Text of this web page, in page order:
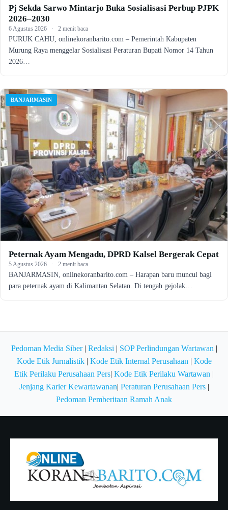
Pj Sekda Sarwo Mintarjo Buka Sosialisasi Perbup PJPK
2026–2030
6 Agustus 2026 · 2 menit baca
PURUK CAHU, onlinekoranbarito.com – Pemerintah Kabupaten
Murung Raya menggelar Sosialisasi Peraturan Bupati Nomor 14 Tahun
2026…
BANJARMASIN
Peternak Ayam Mengadu, DPRD Kalsel Bergerak Cepat
5 Agustus 2026 · 2 menit baca
BANJARMASIN, onlinekoranbarito.com – Harapan baru muncul bagi
para peternak ayam di Kalimantan Selatan. Di tengah gejolak…
Pedoman Media Siber| Redaksi| SOP Perlindungan Wartawan|
Kode Etik Jurnalistik| Kode Etik Internal Perusahaan| Kode
Etik Perilaku Perusahaan Pers Kode Etik Perilaku Wartawan
Jenjang Karier Kewartawanan| Peraturan Perusahaan Pers|
Pedoman Pemberitaan Ramah Anak